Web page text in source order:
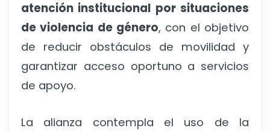
atención institucional por situaciones
de violencia de género, con el objetivo
de reducir obstáculos de movilidad y
garantizar acceso oportuno a servicios
de apoyo.
La alianza contempla el uso de la